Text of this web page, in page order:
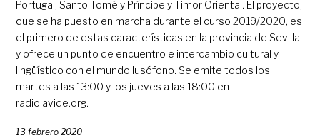
Portugal, Santo Tomé y Príncipe y Timor Oriental. El proyecto,
que se ha puesto en marcha durante el curso 2019/2020, es
el primero de estas características en la provincia de Sevilla
y ofrece un punto de encuentro e intercambio cultural y
lingüístico con el mundo lusófono. Se emite todos los
martes a las 13:00 y los jueves a las 18:00 en
radiolavide.org.
13 febrero 2020